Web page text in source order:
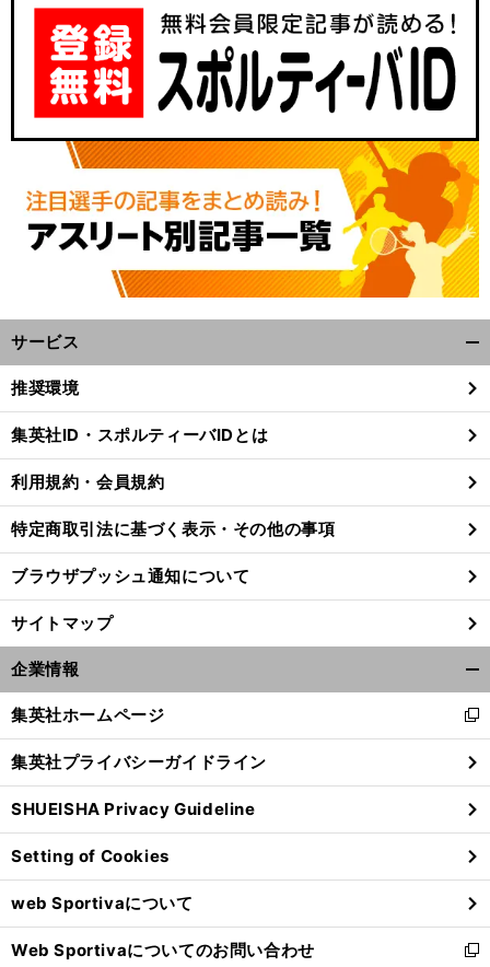
サービス
閉
る
推奨環境
集英社ID・スポルティーバIDとは
利用規約・会員規約
特定商取引法に基づく表示・その他の事項
ブラウザプッシュ通知について
サイトマップ
企業情報
閉
る
集英社ホームページ
新
し
い
ウ
ィ
ン
ド
ウ
で
開
く
集英社プライバシーガイドライン
SHUEISHA Privacy Guideline
Setting of Cookies
web Sportivaについて
Web Sportivaについてのお問い合わせ
新